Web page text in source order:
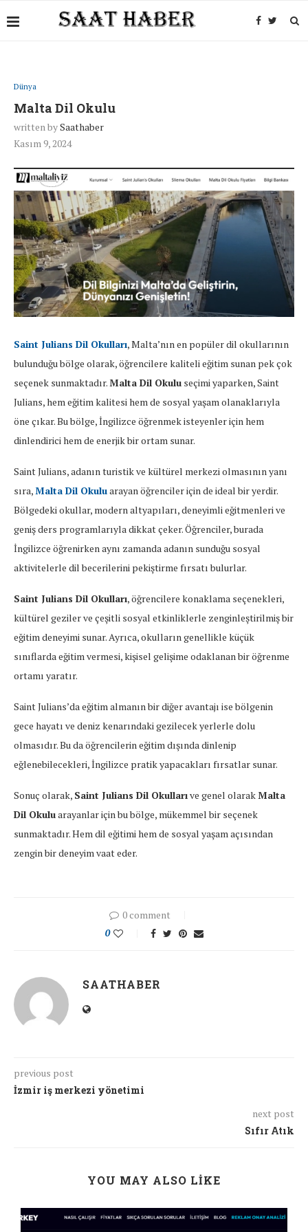
Dünya
Malta Dil Okulu
written bySaathaber
Kasım 9, 2024
Saint Julians Dil Okulları, Malta’nın en popüler dil okullarının
bulunduğu bölge olarak, öğrencilere kaliteli eğitim sunan pek çok
seçenek sunmaktadır. Malta Dil Okulu seçimi yaparken, Saint
Julians, hem eğitim kalitesi hem de sosyal yaşam olanaklarıyla
öne çıkar. Bu bölge, İngilizce öğrenmek isteyenler için hem
dinlendirici hem de enerjik bir ortam sunar.
Saint Julians, adanın turistik ve kültürel merkezi olmasının yanı
sıra,Malta Dil Okuluarayan öğrenciler için de ideal bir yerdir.
Bölgedeki okullar, modern altyapıları, deneyimli eğitmenleri ve
geniş ders programlarıyla dikkat çeker. Öğrenciler, burada
İngilizce öğrenirken aynı zamanda adanın sunduğu sosyal
aktivitelerle dil becerilerini pekiştirme fırsatı bulurlar.
Saint Julians Dil Okulları, öğrencilere konaklama seçenekleri,
kültürel geziler ve çeşitli sosyal etkinliklerle zenginleştirilmiş bir
eğitim deneyimi sunar. Ayrıca, okulların genellikle küçük
sınıflarda eğitim vermesi, kişisel gelişime odaklanan bir öğrenme
ortamı yaratır.
Saint Julians’da eğitim almanın bir diğer avantajı ise bölgenin
gece hayatı ve deniz kenarındaki gezilecek yerlerle dolu
olmasıdır. Bu da öğrencilerin eğitim dışında dinlenip
eğlenebilecekleri, İngilizce pratik yapacakları fırsatlar sunar.
Sonuç olarak, Saint Julians Dil Okullarıve genel olarak Malta
Dil Okuluarayanlar için bu bölge, mükemmel bir seçenek
sunmaktadır. Hem dil eğitimi hem de sosyal yaşam açısından
zengin bir deneyim vaat eder.
0 comment
0
SAATHABER
previous post
İzmir iş merkezi yönetimi
next post
Sıfır Atık
YOU MAY ALSO LIKE